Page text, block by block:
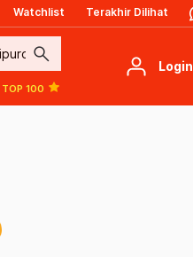
Watchlist Terakhir Dilihat
search
TOP 100
Login